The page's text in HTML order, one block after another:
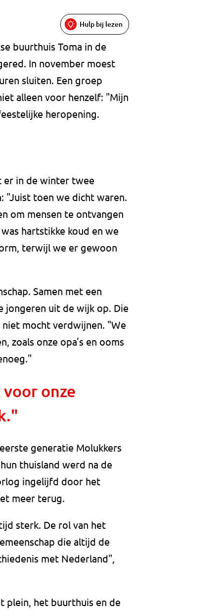
Hulp bij lezen
buurthuis Toma in de
In november moest
sluiten. Een groep
alleen voor henzelf: "Mijn
heropening.
er in de winter twee
"Juist toen we dicht waren.
om mensen te ontvangen
hartstikke koud en we
terwijl we er gewoon
Samen met een
jongeren uit de wijk op. Die
mocht verdwijnen. "We
zoals onze opa's en ooms
onze
generatie Molukkers
thuisland werd na de
ingelijfd door het
meer terug.
sterk. De rol van het
die altijd de
met Nederland",
plein, het buurthuis en de